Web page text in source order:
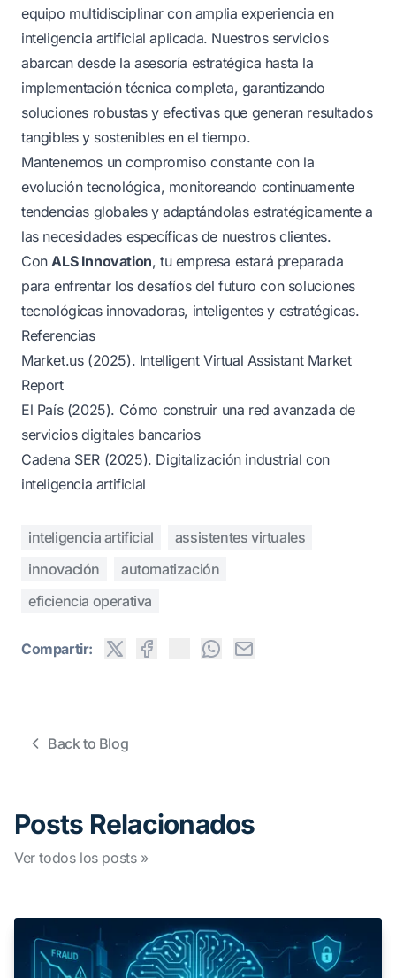
equipo multidisciplinar con amplia experiencia en
inteligencia artificial aplicada. Nuestros servicios
abarcan desde la asesoría estratégica hasta la
implementación técnica completa, garantizando
soluciones robustas y efectivas que generan resultados
tangibles y sostenibles en el tiempo.
Mantenemos un compromiso constante con la
evolución tecnológica, monitoreando continuamente
tendencias globales y adaptándolas estratégicamente a
las necesidades específicas de nuestros clientes.
ConALS Innovation, tu empresa estará preparada
para enfrentar los desafíos del futuro con soluciones
tecnológicas innovadoras, inteligentes y estratégicas.
Referencias
Market.us (2025). Intelligent Virtual Assistant Market
Report
El País (2025). Cómo construir una red avanzada de
servicios digitales bancarios
Cadena SER (2025). Digitalización industrial con
inteligencia artificial
inteligencia artificial
assistentes virtuales
innovación
automatización
eficiencia operativa
Compartir:
Back to Blog
Posts Relacionados
Ver todos los posts »